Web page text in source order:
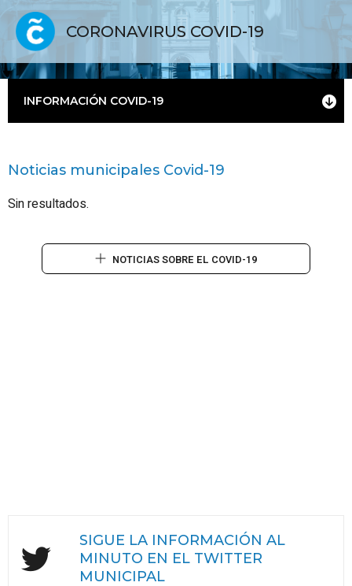
CORONAVIRUS COVID-19
INFORMACIÓN COVID-19
Noticias municipales Covid-19
Sin resultados.
NOTICIAS SOBRE EL COVID-19
SIGUE LA INFORMACIÓN AL
MINUTO EN EL TWITTER
MUNICIPAL